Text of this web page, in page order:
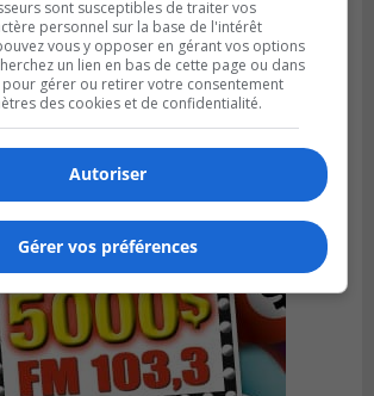
à 07h58
prolonge son aide
Complexe Le Partage
sont susceptibles de traiter vos
personnel sur la base de l'intérêt
vous y opposer en gérant vos options
un lien en bas de cette page ou dans
pour gérer ou retirer votre consentement
des cookies et de confidentialité.
Autoriser
Gérer vos préférences